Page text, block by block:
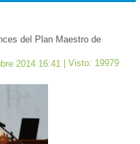
del Plan Maestro de
2014 16:41
| Visto: 19979